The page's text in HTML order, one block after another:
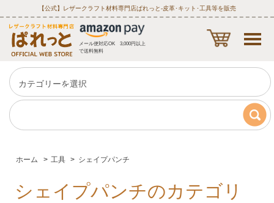
【公式】レザークラフト材料専門店ぱれっと‐皮革･キット･工具等を販売
メール便対応OK 3,000円以上
で送料無料
ホーム > 工具 > シェイプパンチ
シェイプパンチのカテゴリ